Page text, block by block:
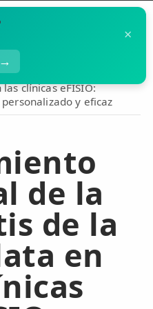
23 63
clínicas
integral de la
clínicas eFISIO:
y eficaz
de la
de la
en
×